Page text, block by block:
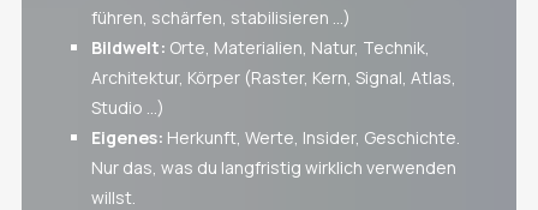
führen, schärfen, stabilisieren …)
Bildwelt: Orte, Materialien, Natur, Technik,
Architektur, Körper (Raster, Kern, Signal, Atlas,
Studio …)
Eigenes: Herkunft, Werte, Insider, Geschichte.
Nur das, was du langfristig wirklich verwenden
willst.